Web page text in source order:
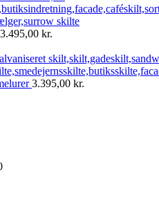
3.495,00 kr.
3.395,00 kr.